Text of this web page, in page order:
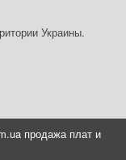
Украины.
продажа плат и